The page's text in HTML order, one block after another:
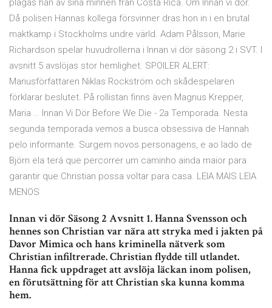
plågas han av sina minnen från Costa Rica. Om Innan vi dör.
Då polisen Hannas kollega försvinner dras hon in i en brutal
maktkamp i Stockholms undre värld. Adam Pålsson, Marie
Richardson spelar huvudrollerna i Innan vi dör säsong 2 i SVT. I
avsnitt 5 avslöjas stor hemlighet. SPOILER ALERT:
Manusförfattaren Niklas Rockström och skådespelaren
förklarar beslutet. På rollistan finns även Magnus Krepper,
Maria … Innan Vi Dör Before We Die - 2a Temporada. Nesta
segunda temporada vemos a busca obsessiva de Hannah
pelo informante. Surgem novos personagens, e ao lado de
Björn ela terá que percorrer um caminho ainda maior para
garantir que Christian possa voltar para casa. LEIA MAIS LEIA
MENOS
Innan vi dör Säsong 2 Avsnitt 1. Hanna Svensson och
hennes son Christian var nära att stryka med i jakten på
Davor Mimica och hans kriminella nätverk som
Christian infiltrerade. Christian flydde till utlandet.
Hanna fick uppdraget att avslöja läckan inom polisen,
en förutsättning för att Christian ska kunna komma
hem.